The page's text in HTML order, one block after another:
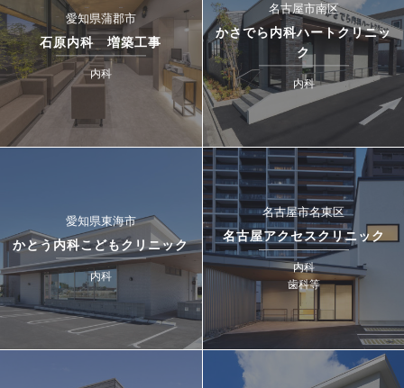
愛知県蒲郡市
石原内科 増築工事
内科
名古屋市南区
かさでら内科ハートクリニッ
ク
内科
愛知県東海市
かとう内科こどもクリニック
内科
名古屋市名東区
名古屋アクセスクリニック
内科
歯科等